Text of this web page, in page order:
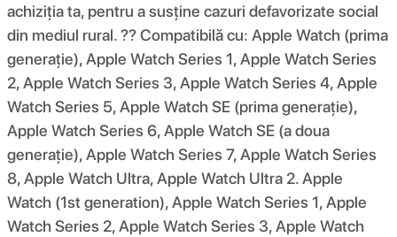
achiziția ta, pentru a susține cazuri defavorizate social
din mediul rural. ?? Compatibilă cu: Apple Watch (prima
generație), Apple Watch Series 1, Apple Watch Series
2, Apple Watch Series 3, Apple Watch Series 4, Apple
Watch Series 5, Apple Watch SE (prima generație),
Apple Watch Series 6, Apple Watch SE (a doua
generație), Apple Watch Series 7, Apple Watch Series
8, Apple Watch Ultra, Apple Watch Ultra 2. Apple
Watch (1st generation), Apple Watch Series 1, Apple
Watch Series 2, Apple Watch Series 3, Apple Watch